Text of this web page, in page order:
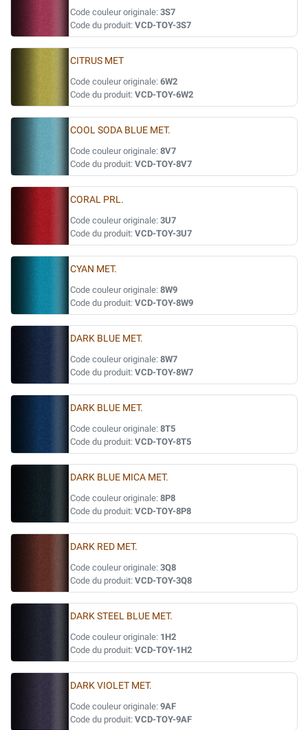
Code couleur originale: 3S7
Code du produit: VCD-TOY-3S7
CITRUS MET
Code couleur originale: 6W2
Code du produit: VCD-TOY-6W2
COOL SODA BLUE MET.
Code couleur originale: 8V7
Code du produit: VCD-TOY-8V7
CORAL PRL.
Code couleur originale: 3U7
Code du produit: VCD-TOY-3U7
CYAN MET.
Code couleur originale: 8W9
Code du produit: VCD-TOY-8W9
DARK BLUE MET.
Code couleur originale: 8W7
Code du produit: VCD-TOY-8W7
DARK BLUE MET.
Code couleur originale: 8T5
Code du produit: VCD-TOY-8T5
DARK BLUE MICA MET.
Code couleur originale: 8P8
Code du produit: VCD-TOY-8P8
DARK RED MET.
Code couleur originale: 3Q8
Code du produit: VCD-TOY-3Q8
DARK STEEL BLUE MET.
Code couleur originale: 1H2
Code du produit: VCD-TOY-1H2
DARK VIOLET MET.
Code couleur originale: 9AF
Code du produit: VCD-TOY-9AF